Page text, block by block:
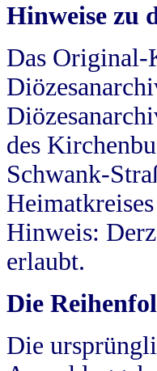
Hinweise zu
Das Original-
des
Schwank-
Hinweis:
erlaubt.
Die
Die